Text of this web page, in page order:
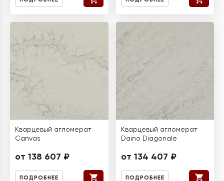
Кварцевый агломерат
Canvas
от 138 607 ₽
ПОДРОБНЕЕ
Кварцевый агломерат
Daino Diagonale
от 134 407 ₽
ПОДРОБНЕЕ